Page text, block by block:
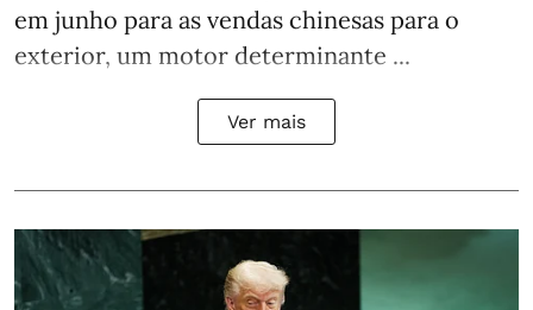
em junho para as vendas chinesas para o
exterior, um motor determinante ...
Ver mais